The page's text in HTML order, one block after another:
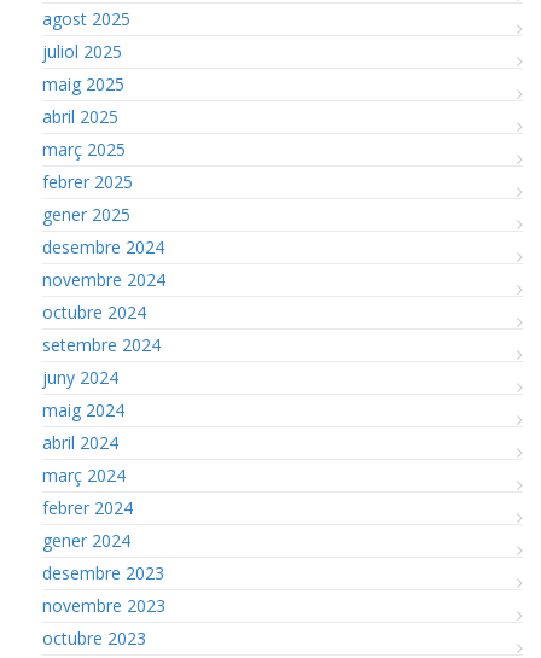
agost 2025
juliol 2025
maig 2025
abril 2025
març 2025
febrer 2025
gener 2025
desembre 2024
novembre 2024
octubre 2024
setembre 2024
juny 2024
maig 2024
abril 2024
març 2024
febrer 2024
gener 2024
desembre 2023
novembre 2023
octubre 2023